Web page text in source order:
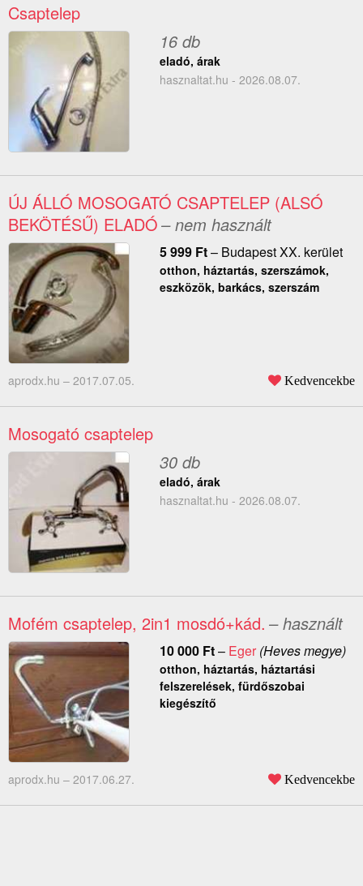
Csaptelep
16 db
eladó, árak
hasznaltat.hu - 2026.08.07.
ÚJ ÁLLÓ MOSOGATÓ CSAPTELEP (ALSÓ
BEKÖTÉSŰ) ELADÓ– nem használt
5 999 Ft– Budapest XX. kerület
otthon, háztartás, szerszámok,
eszközök, barkács, szerszám
aprodx.hu – 2017.07.05. Kedvencekbe
Mosogató csaptelep
30 db
eladó, árak
hasznaltat.hu - 2026.08.07.
Mofém csaptelep, 2in1 mosdó+kád. – használt
10 000 Ft– Eger(Heves megye)
otthon, háztartás, háztartási
felszerelések, fürdőszobai
kiegészítő
aprodx.hu – 2017.06.27. Kedvencekbe